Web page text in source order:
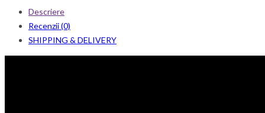
Descriere
Recenzii (0)
SHIPPING & DELIVERY